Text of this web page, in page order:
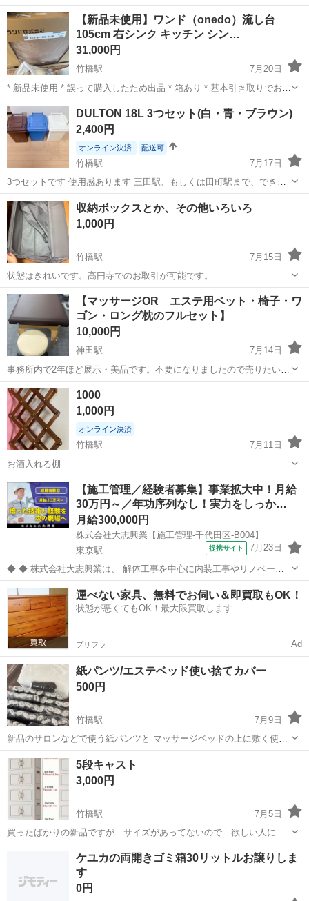
います(>_<)
東京 千代田区 竹橋駅 その他
【新品未使用】ワンド（onedo）流し台
105cm 右シンク キッチン シン…
31,000円
竹橋駅
7月20日
* 新品未使用 * 誤って購入したため出品 * 箱あり * 基本引き取りでお願
いします(近隣は要相談)
東京 千代田区
DULTON 18L 3つセット(白・青・ブラウン)
2,400円
オンライン決済 配送可
竹橋駅
7月17日
3つセットです 使用感あります 三田駅、もしくは田町駅まで、できる
だけ早くとりにきてくれる方を優先させていただきます。 === サイズ
■ H.400mm W.290mm D.320mm 容量:18L ■素材■ ポリ...
東京 千代田区 竹橋駅 DULTON
収納ボックスとか、その他いろいろ
1,000円
竹橋駅
7月15日
状態はきれいです。高円寺でのお取引が可能です。
東京 千代田区 竹橋駅
【マッサージOR エステ用ベット・椅子・ワ
ゴン・ロング枕のフルセット】
10,000円
神田駅
7月14日
事務所内で2年ほど展示・美品です。不要になりましたので売りたいで
す 平日で時間帯は相談可。バラでお売するのは難しいです。 他の商品
も一緒にまとめてお買い上げの方は割引いたします。 ・施術用ベット
（URL...
東京 千代田区
1000
1,000円
オンライン決済
竹橋駅
7月11日
お酒入れる棚
東京 千代田区 竹橋駅 その他
【施工管理／経験者募集】事業拡大中！月給
30万円～／年功序列なし！実力をしっか…
月給300,000円
株式会社大志興業【施工管理-千代田区-B004】
東京駅
提携サイト 7月23日
◆ ◆ 株式会社大志興業は、 解体工事を中心に内装工事やリノベーシ
ョン工事まで幅広く手掛ける総合建設企業です。 住宅・店舗・ビルな
ど多様な現場に対応し、解体から施工、廃棄物処理まで一貫して行っ
ています。 20代～40代の...
東京 千代田区 東京駅 その他
運べない家具、無料でお伺い＆即買取もOK！
状態が悪くてもOK！最大限買取します
プリフラ Ad
紙パンツ/エステベッド使い捨てカバー
500円
竹橋駅
7月9日
新品のサロンなどで使う紙パンツと マッサージベッドの上に敷く使い
捨てのシートです。 両方合わせて500円でお譲りします 📍寒川町倉見
東京 千代田区
5段キャスト
3,000円
竹橋駅
7月5日
買ったばかりの新品ですが サイズがあってないので 欲しい人に譲
します。できるだけ早くとりにきてくれる方を優先させていただきま
す。 よろしくおねがいします。
千代田区 竹橋駅 その他
ケユカの両開きゴミ箱30リットルお譲りしま
す
0円